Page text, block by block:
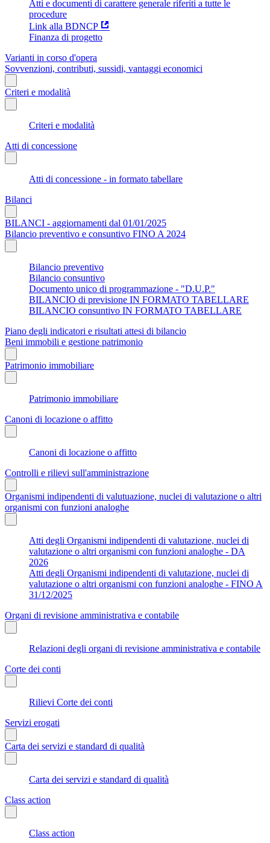
Atti e documenti di carattere generale riferiti a tutte le
procedure
Link alla BDNCP
Finanza di progetto
Varianti in corso d'opera
Sovvenzioni, contributi, sussidi, vantaggi economici
Criteri e modalità
Criteri e modalità
Atti di concessione
Atti di concessione - in formato tabellare
Bilanci
BILANCI - aggiornamenti dal 01/01/2025
Bilancio preventivo e consuntivo FINO A 2024
Bilancio preventivo
Bilancio consuntivo
Documento unico di programmazione - "D.U.P."
BILANCIO di previsione IN FORMATO TABELLARE
BILANCIO consuntivo IN FORMATO TABELLARE
Piano degli indicatori e risultati attesi di bilancio
Beni immobili e gestione patrimonio
Patrimonio immobiliare
Patrimonio immobiliare
Canoni di locazione o affitto
Canoni di locazione o affitto
Controlli e rilievi sull'amministrazione
Organismi indipendenti di valutuazione, nuclei di valutazione o altri
organismi con funzioni analoghe
Atti degli Organismi indipendenti di valutazione, nuclei di
valutazione o altri organismi con funzioni analoghe - DA
2026
Atti degli Organismi indipendenti di valutazione, nuclei di
valutazione o altri organismi con funzioni analoghe - FINO A
31/12/2025
Organi di revisione amministrativa e contabile
Relazioni degli organi di revisione amministrativa e contabile
Corte dei conti
Rilievi Corte dei conti
Servizi erogati
Carta dei servizi e standard di qualità
Carta dei servizi e standard di qualità
Class action
Class action